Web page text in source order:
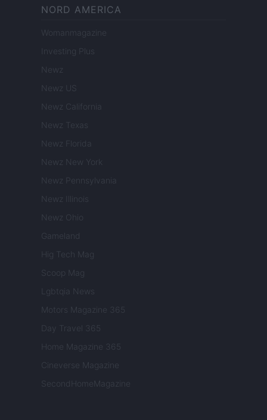
NORD AMERICA
Womanmagazine
Investing Plus
Newz
Newz US
Newz California
Newz Texas
Newz Florida
Newz New York
Newz Pennsylvania
Newz Illinois
Newz Ohio
Gameland
Hig Tech Mag
Scoop Mag
Lgbtqia News
Motors Magazine 365
Day Travel 365
Home Magazine 365
Cineverse Magazine
SecondHomeMagazine